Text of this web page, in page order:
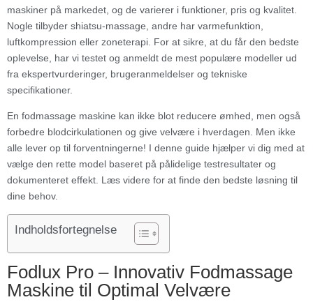
maskiner på markedet, og de varierer i funktioner, pris og kvalitet.
Nogle tilbyder shiatsu-massage, andre har varmefunktion,
luftkompression eller zoneterapi. For at sikre, at du får den bedste
oplevelse, har vi testet og anmeldt de mest populære modeller ud
fra ekspertvurderinger, brugeranmeldelser og tekniske
specifikationer.
En fodmassage maskine kan ikke blot reducere ømhed, men også
forbedre blodcirkulationen og give velvære i hverdagen. Men ikke
alle lever op til forventningerne! I denne guide hjælper vi dig med at
vælge den rette model baseret på pålidelige testresultater og
dokumenteret effekt. Læs videre for at finde den bedste løsning til
dine behov.
Indholdsfortegnelse
Fodlux Pro – Innovativ Fodmassage
Maskine til Optimal Velvære